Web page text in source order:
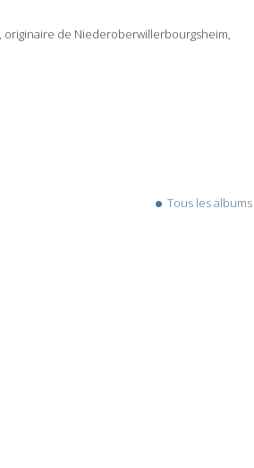
originaire de Niederoberwillerbourgsheim,
Tous les albums